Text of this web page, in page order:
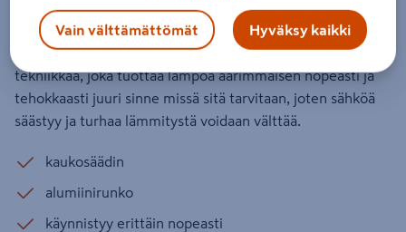
HORTUS -terassilämmittimet edustavat modernia
tekniikkaa, joka tuottaa lämpöä äärimmäisen nopeasti ja
tehokkaasti juuri sinne missä sitä tarvitaan, joten sähköä
säästyy ja turhaa lämmitystä voidaan välttää.
kaukosäädin
alumiinirunko
käynnistyy erittäin nopeasti
Vain välttämättömät Hyväksy kaikki